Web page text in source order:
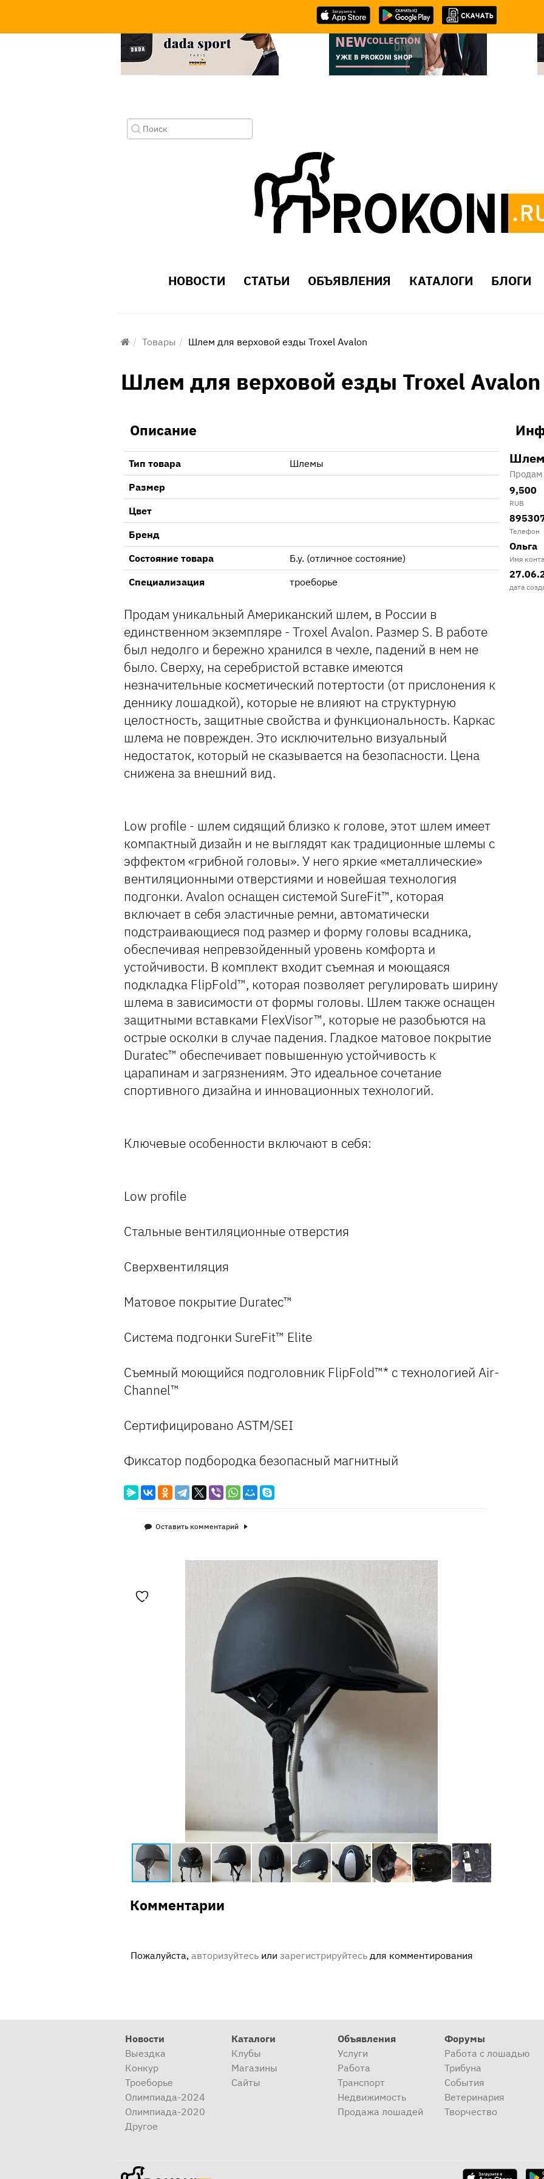
НОВОСТИ СТАТЬИ ОБЪЯВЛЕНИЯ КАТАЛОГИ БЛОГИ
Товары Шлем для верховой езды Troxel Avalon
Шлем для верховой езды Troxel Avalon
Описание
Тип товара
Шлемы
Размер
Цвет
Бренд
Состояние товара
Б.у. (отличное состояние)
Специализация
троеборье
Продам уникальный Американский шлем, в России в
единственном экземпляре - Troxel Avalon. Размер S. В работе
был недолго и бережно хранился в чехле, падений в нем не
было. Сверху, на серебристой вставке имеются
незначительные косметический потертости (от прислонения к
деннику лошадкой), которые не влияют на структурную
целостность, защитные свойства и функциональность. Каркас
шлема не поврежден. Это исключительно визуальный
недостаток, который не сказывается на безопасности. Цена
снижена за внешний вид.
Low profile - шлем сидящий близко к голове, этот шлем имеет
компактный дизайн и не выглядят как традиционные шлемы с
эффектом «грибной головы». У него яркие «металлические»
вентиляционными отверстиями и новейшая технология
подгонки. Avalon оснащен системой SureFit™, которая
включает в себя эластичные ремни, автоматически
подстраивающиеся под размер и форму головы всадника,
обеспечивая непревзойденный уровень комфорта и
устойчивости. В комплект входит съемная и моющаяся
подкладка FlipFold™, которая позволяет регулировать ширину
шлема в зависимости от формы головы. Шлем также оснащен
защитными вставками FlexVisor™, которые не разобьются на
острые осколки в случае падения. Гладкое матовое покрытие
Duratec™ обеспечивает повышенную устойчивость к
царапинам и загрязнениям. Это идеальное сочетание
спортивного дизайна и инновационных технологий.
Ключевые особенности включают в себя:
Low profile
Стальные вентиляционные отверстия
Сверхвентиляция
Матовое покрытие Duratec™
Система подгонки SureFit™ Elite
Съемный моющийся подголовник FlipFold™* с технологией Air-
Channel™
Сертифицировано ASTM/SEI
Фиксатор подбородка безопасный магнитный
Оставить комментарий
Комментарии
Пожалуйста, авторизуйтесь или зарегистрируйтесь для комментирования
Продам
9,500
RUB
Телефон
Ольга
Имя
дата
Новости
Выездка
Конкур
Троеборье
Олимпиада-2024
Олимпиада-2020
Другое
Каталоги
Клубы
Магазины
Сайты
Объявления
Услуги
Работа
Транспорт
Недвижимость
Продажа лошадей
Форумы
Работа с лошадью
Трибуна
События
Ветеринария
Творчество